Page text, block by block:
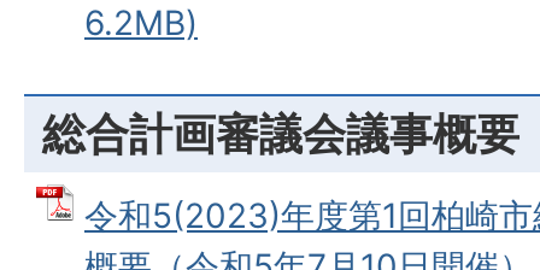
6.2MB)
総合計画審議会議事概要
令和5(2023)年度第1回柏崎